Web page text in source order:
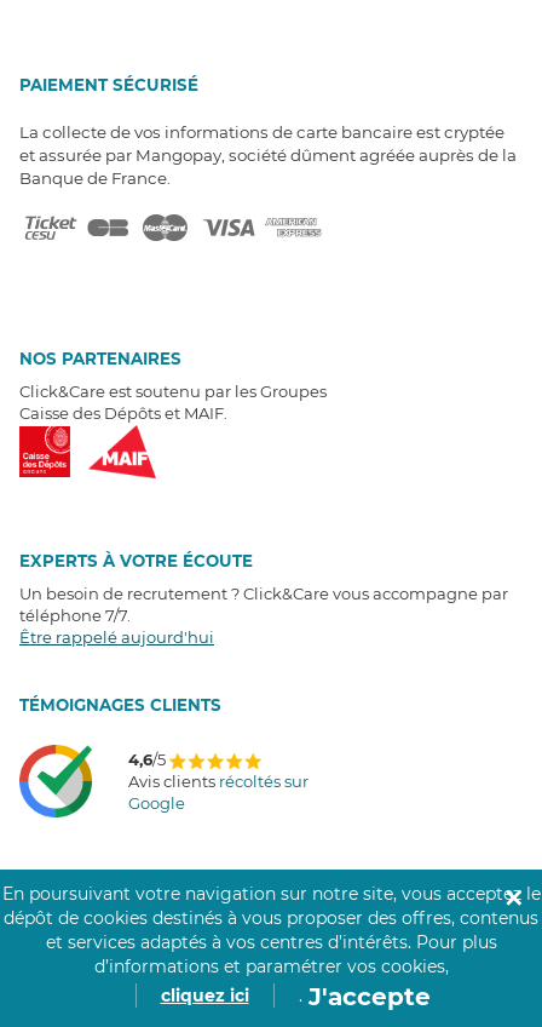
PAIEMENT SÉCURISÉ
La collecte de vos informations de carte bancaire est cryptée
et assurée par Mangopay, société dûment agréée auprès de la
Banque de France.
NOS PARTENAIRES
Click&Care est soutenu par les Groupes
Caisse des Dépôts et MAIF.
EXPERTS À VOTRE ÉCOUTE
Un besoin de recrutement ? Click&Care vous accompagne par
téléphone 7/7
Être rappelé aujourd'hui
TÉMOIGNAGES CLIENTS
4,6/5
Avis clients récoltés sur
Google
COMMUNAUTÉ CLICK&CARE
En poursuivant votre navigation sur notre site, vous acceptez le
dépôt de cookies destinés à vous proposer des offres, contenus
et services adaptés à vos centres d’intérêts. Pour plus
d’informations et paramétrer vos cookies,
cliquez ici
. J'accepte
✕